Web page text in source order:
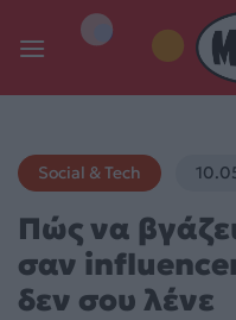
Social & Tech
Πώς να
σαν
δεν σου λένε